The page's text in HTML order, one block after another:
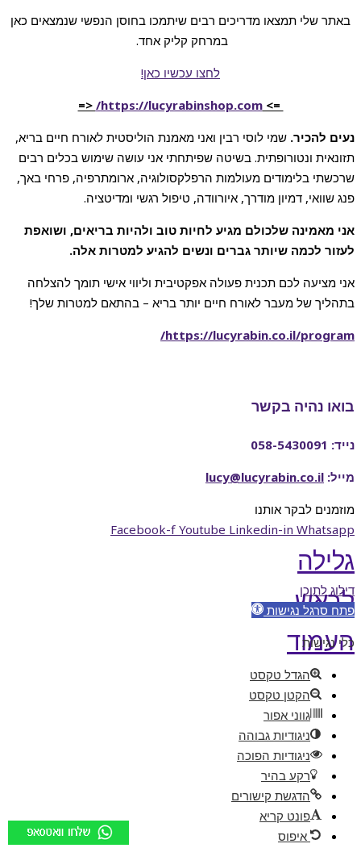
באתר שלי תמצאו מדריכים רבים שיתמכו בחוסן הנפשי שנמצאים כאן
במרחק קליק אחד.
לחצו עכשיו כאן!
=>
https://lucyrabinshop.com/
<=
נעים להכיר. שמי לוסי רבין ואני מאמנת הוליסטית לאורח חיים בריא,
תזונאית ונטורופתית. בשיטה שפיתחתי אני עושה שימוש בכלים רבים
שרכשתי בלימודים מעולמות הרפלקסולוגיה, ארומתרפיה, פרחי באך,
פנג שוואי, דמיון מודרך, איורוודה, טיפול רגשי ומדיטציה.
אני מאמינה שלכולם מגיע לחיות טוב ולהיות בריאים, ושואפת
לעזור לכמה שיותר גברים ונשים להגיע למטרות אלה.
אני מציעה לכם תכנית פעולה אפקטיבית וליווי אישי תומך להצלחה
בתהליך של מעבר לאורח חיים יותר בריא – בהתאם למטרות שלך!
https://lucyrabin.co.il/program/
בואו נהיה בקשר
נייד: 058-5430091
מייל: lucy@lucyrabin.co.il
מוזמנים לבקר אותנו
Facebook-f Youtube Linkedin-in Whatsapp
גלילה
לראש
העמוד
דילוג לתוכן
פתח סרגל נגישות
כלי נגישות
הגדל טקסט
הקטן טקסט
גווני אפור
ניגודיות גבוהה
ניגודיות הפוכה
רקע בהיר
הדגשת קישורים
פונט קריא
איפוס